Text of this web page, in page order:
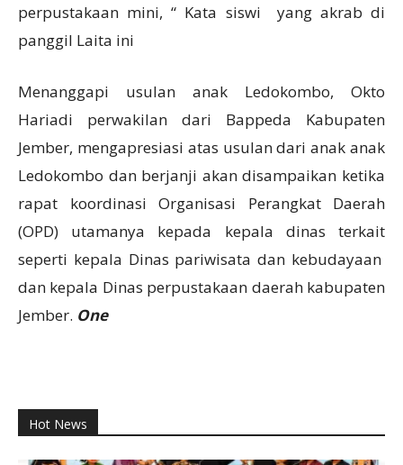
perpustakaan mini, “ Kata siswi yang akrab di
panggil Laita ini
Menanggapi usulan anak Ledokombo, Okto
Hariadi perwakilan dari Bappeda Kabupaten
Jember, mengapresiasi atas usulan dari anak anak
Ledokombo dan berjanji akan disampaikan ketika
rapat koordinasi Organisasi Perangkat Daerah
(OPD) utamanya kepada kepala dinas terkait
seperti kepala Dinas pariwisata dan kebudayaan
dan kepala Dinas perpustakaan daerah kabupaten
Jember. One
Hot News